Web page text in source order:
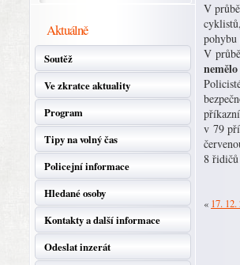
Aktuálně
Soutěž
Ve zkratce aktuality
Program
Tipy na volný čas
Policejní informace
Hledané osoby
Kontakty a další informace
Odeslat inzerát
V
pohybu
V
v 79
8
« 17. 12.